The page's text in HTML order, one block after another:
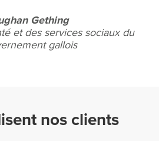
Gething
et des services sociaux du
gallois
nos clients